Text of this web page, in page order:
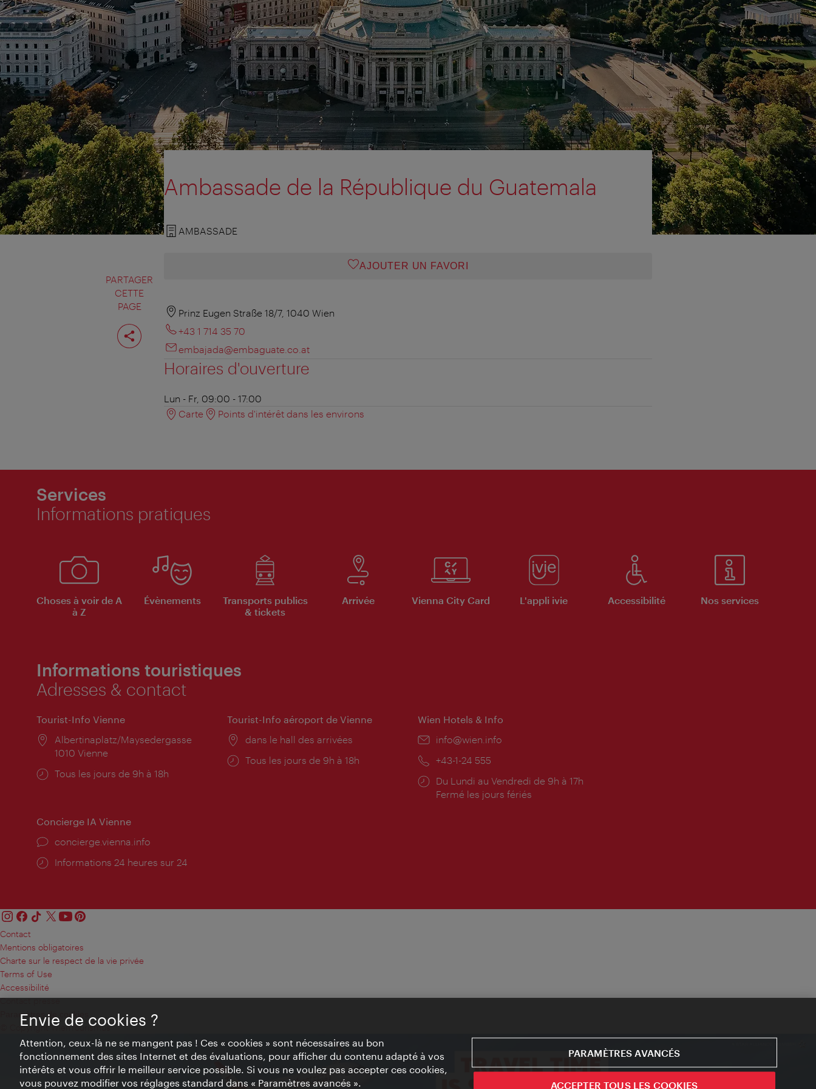
PARTAGER
CETTE
PAGE
Partager
cette
page
Ambassade de la République du Guatemala
AMBASSADE
AJOUTER UN FAVORI
Prinz Eugen Straße 18/7, 1040 Wien
+43 1 714 35 70
embajada@embaguate.co.at
Horaires d'ouverture
Lun - Fr, 09:00 - 17:00
Carte
Points d'intérêt dans les environs
Services
Informations pratiques
Choses à voir de A
à Z
Évènements
Transports publics
& tickets
Arrivée Vienna City Card L'appli ivie Accessibilité Nos services
Informations touristiques
Adresses & contact
Tourist-Info Vienne
Lieu:
Albertinaplatz/Maysedergasse
1010 Vienne
Horaires
Tous les jours de 9h à 18h
Tourist-Info aéroport de Vienne
Lieu:
dans le hall des arrivées
Horaires
Tous les jours de 9h à 18h
Wien Hotels & Info
E-
info@wien.info
Téléphone:
+43-1-24 555
Horaires
d'ouverture:
Du Lundi au Vendredi de 9h à 17h
Fermé les jours fériés
Concierge IA Vienne
Ort:
concierge.vienna.info
Öffnungszeiten:
Informations 24 heures sur 24
Contact
Mentions obligatoires
Charte sur le respect de la vie privée
Terms of Use
Accessibilité
Contact presse
Paramètres de cookies
© Copyright WienTourismus
Envie de cookies ?
Attention, ceux-là ne se mangent pas ! Ces « cookies » sont nécessaires au bon
fonctionnement des sites Internet et des évaluations, pour afficher du contenu adapté à vos
intérêts et vous offrir le meilleur service possible. Si vous ne voulez pas accepter ces cookies,
vous pouvez modifier vos réglages standard dans « Paramètres avancés ».
PARAMÈTRES AVANCÉS
ACCEPTER TOUS LES COOKIES